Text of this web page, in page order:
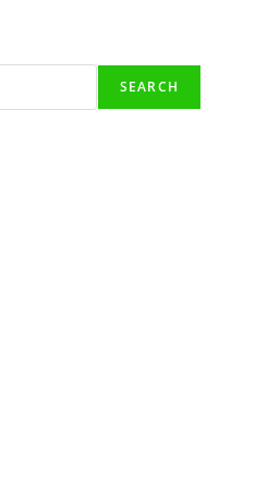
SEARCH